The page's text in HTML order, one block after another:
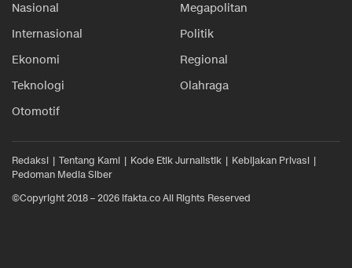
Nasional
Megapolitan
Internasional
Politik
Ekonomi
Regional
Teknologi
Olahraga
Otomotif
Redaksi Tentang Kami Kode Etik Jurnalistik
Kebijakan Privasi
Pedoman Media Siber
©Copyright 2018 – 2026 ifakta.co All Rights Reserved